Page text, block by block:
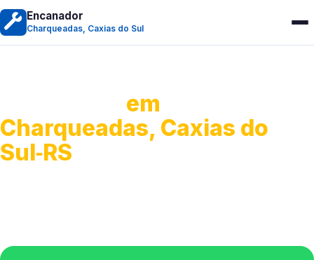
Encanador
Charqueadas, Caxias do Sul
em
Charqueadas, Caxias do
Sul‑RS